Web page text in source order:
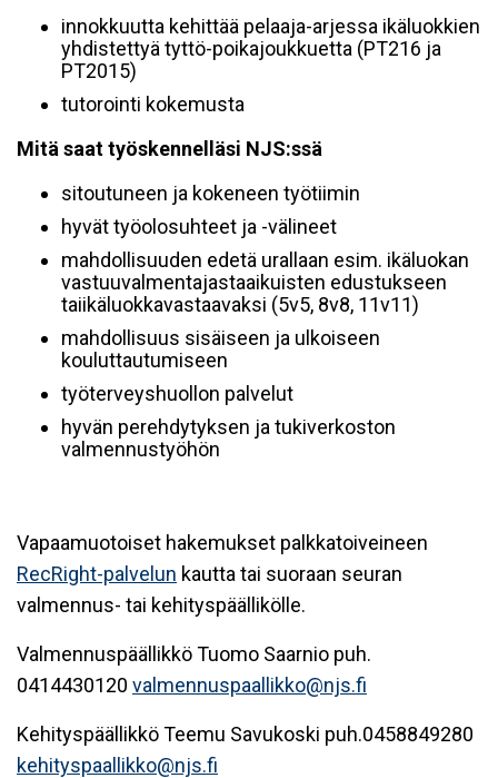
innokkuutta kehittää pelaaja-arjessa ikäluokkien
yhdistettyä tyttö-poikajoukkuetta (PT216 ja
PT2015)
tutorointi kokemusta
Mitä saat työskennelläsi NJS:ssä
sitoutuneen ja kokeneen työtiimin
hyvät työolosuhteet ja -välineet
mahdollisuuden edetä urallaan esim. ikäluokan
vastuuvalmentajastaaikuisten edustukseen
taiikäluokkavastaavaksi (5v5, 8v8, 11v11)
mahdollisuus sisäiseen ja ulkoiseen
kouluttautumiseen
työterveyshuollon palvelut
hyvän perehdytyksen ja tukiverkoston
valmennustyöhön
Vapaamuotoiset hakemukset palkkatoiveineen
RecRight-palvelun kautta tai suoraan seuran
valmennus- tai kehityspäällikölle.
Valmennuspäällikkö Tuomo Saarnio puh.
0414430120 valmennuspaallikko@njs.fi
Kehityspäällikkö Teemu Savukoski puh.0458849280
kehityspaallikko@njs.fi